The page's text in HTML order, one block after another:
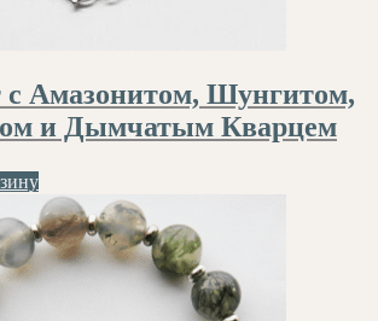
с Амазонитом, Шунгитом,
и Дымчатым Кварцем